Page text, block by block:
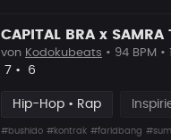
CAPITAL BRA x SAMRA
von Kodokubeats • 94 BPM •
Likes
7 • Vorgeschlagen
6
Hip-Hop • Rap
#bushido #kontrak #faridbang